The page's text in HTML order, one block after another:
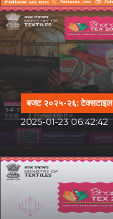
बजट २०२५-२६: टेक्सटाइल
2025-01-23 06:42:42